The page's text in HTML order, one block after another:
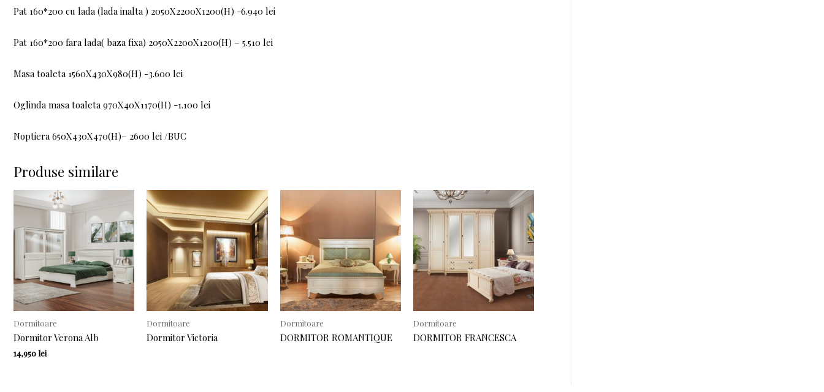
Pat 160*200 cu lada (lada inalta ) 2050X2200X1200(H) -6.940 lei
Pat 160*200 fara lada( baza fixa) 2050X2200X1200(H) – 5.510 lei
Masa toaleta 1560X430X980(H) -3.600 lei
Oglinda masa toaleta 970X40X1170(H) -1.100 lei
Noptiera 650X430X470(H)– 2600 lei /BUC
Produse similare
Dormitoare
Dormitor Verona Alb
14,950lei
Dormitoare
Dormitor Victoria
Dormitoare
DORMITOR ROMANTIQUE
Dormitoare
DORMITOR FRANCESCA